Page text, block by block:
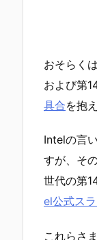
おそらくは
および第
具合を抱
Intelの言
すが、そ
世代の第
el公式ス
これらさ